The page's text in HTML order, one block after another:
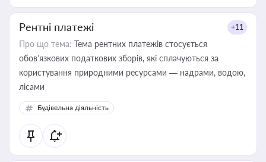
Рентні платежі +11
Про що тема: Тема рентних платежів стосується
обов’язкових податкових зборів, які сплачуються за
користування природними ресурсами — надрами, водою,
лісами
Будівельна діяльність